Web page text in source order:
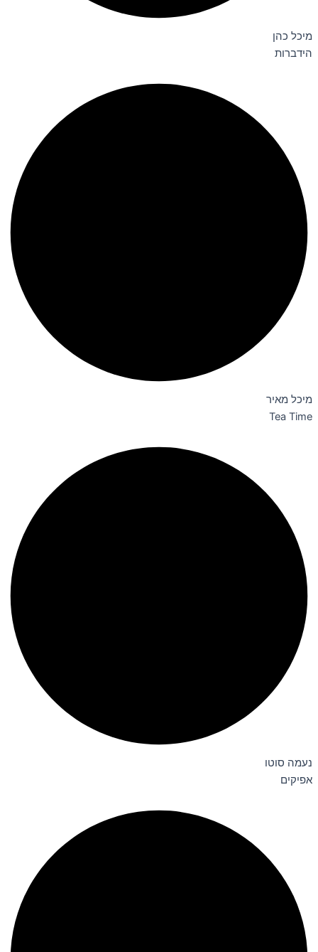
מיכל כהן
הידברות
מיכל מאיר
Tea Time
נעמה סוטו
אפיקים